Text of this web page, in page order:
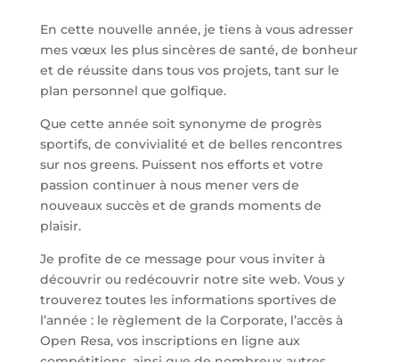
En cette nouvelle année, je tiens à vous adresser
mes vœux les plus sincères de santé, de bonheur
et de réussite dans tous vos projets, tant sur le
plan personnel que golfique.
Que cette année soit synonyme de progrès
sportifs, de convivialité et de belles rencontres
sur nos greens. Puissent nos efforts et votre
passion continuer à nous mener vers de
nouveaux succès et de grands moments de
plaisir.
Je profite de ce message pour vous inviter à
découvrir ou redécouvrir notre site web. Vous y
trouverez toutes les informations sportives de
l’année : le règlement de la Corporate, l’accès à
Open Resa, vos inscriptions en ligne aux